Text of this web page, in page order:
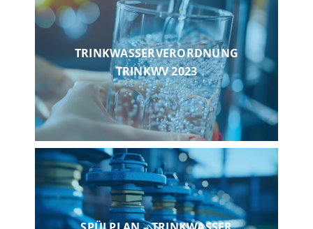
TRINKWASSERVERORDNUNG
TRINKWV 2023